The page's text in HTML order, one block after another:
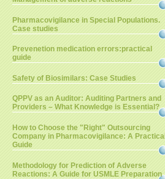
Pharmacovigilance in Special Populations.
Case studies
Prevenetion medication errors:practical
guide
Safety of Biosimilars: Case Studies
QPPV as an Auditor: Auditing Partners and
Providers – What Knowledge is Essential?
How to Choose the "Right" Outsourcing
Company in Pharmacovigilance: A Practical
Guide
Methodology for Prediction of Adverse
Reactions: A Guide for USMLE Preparation